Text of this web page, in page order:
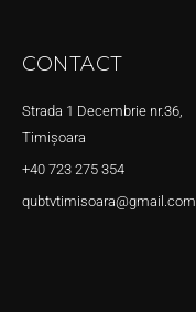
CONTACT
Strada 1 Decembrie nr.36,
Timișoara
+40 723 275 354
qubtvtimisoara@gmail.com